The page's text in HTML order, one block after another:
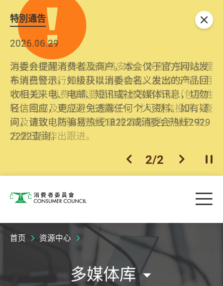
特別通告
2026.06.29
消委会提醒消费者及商户，本会仅于官方网站发
布消费警示。如接获以消委会名义发出的产品回
收相关来电、电邮、短讯或社交媒体讯息，切勿
轻信回应，更应避免透露任何个人资料。如有疑
问，请致电防骗易热线18222或消委会热线2929
2222查询。
2025.10.31
为提升使用者体验及网络安全，本会的投诉处理
系统已经进行升级及推出新功能。由2025年11月
10日起，消费者需要提供基本联络资料（包括姓
名、电邮及电话）注册帐户，才可提交投诉、查
询及建议。所有提交纪录将清晰整合于帐户中，
方便日后作出跟进。
上一个
2/2 下一个开
关闭
消费者委员会 目
首页 资源中心
多媒体库